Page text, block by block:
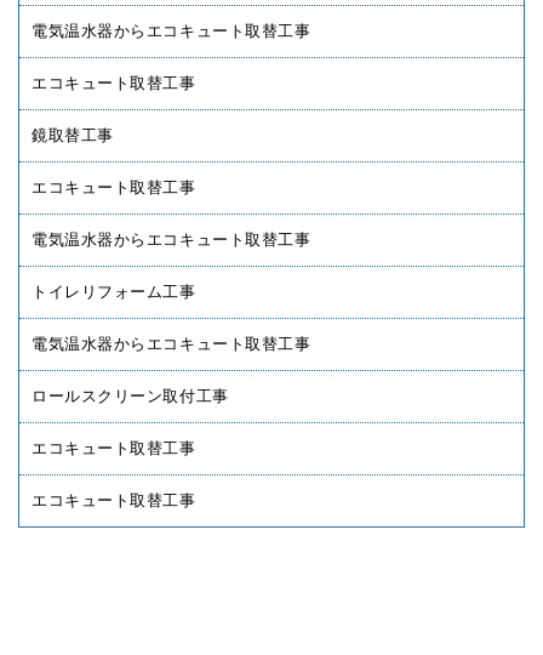
電気温水器からエコキュート取替工事
エコキュート取替工事
鏡取替工事
エコキュート取替工事
電気温水器からエコキュート取替工事
トイレリフォーム工事
電気温水器からエコキュート取替工事
ロールスクリーン取付工事
エコキュート取替工事
エコキュート取替工事